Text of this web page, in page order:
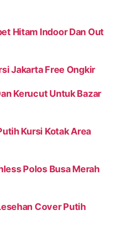
Hitam Indoor Dan Out
Jakarta Free Ongkir
Kerucut Untuk Bazar
Kursi Kotak Area
Polos Busa Merah
Cover Putih